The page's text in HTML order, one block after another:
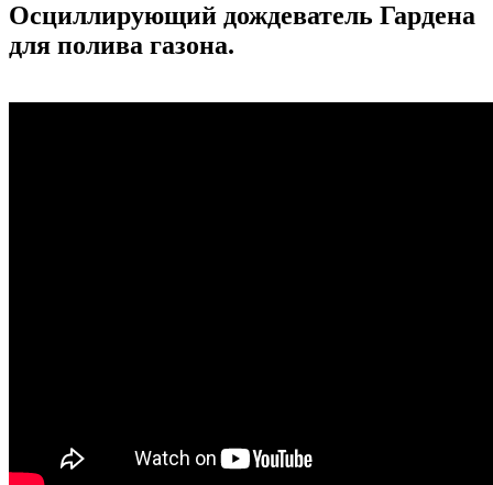
Осциллирующий дождеватель Гардена
для полива газона.